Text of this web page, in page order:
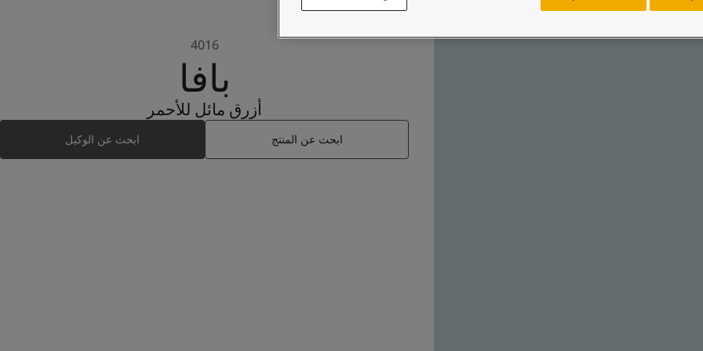
بافا
4016
أزرق مائل للأحمر
ابحث عن المنتج ابحث عن الوكيل